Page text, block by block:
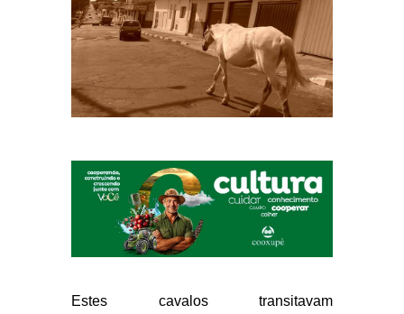
Estes cavalos transitavam